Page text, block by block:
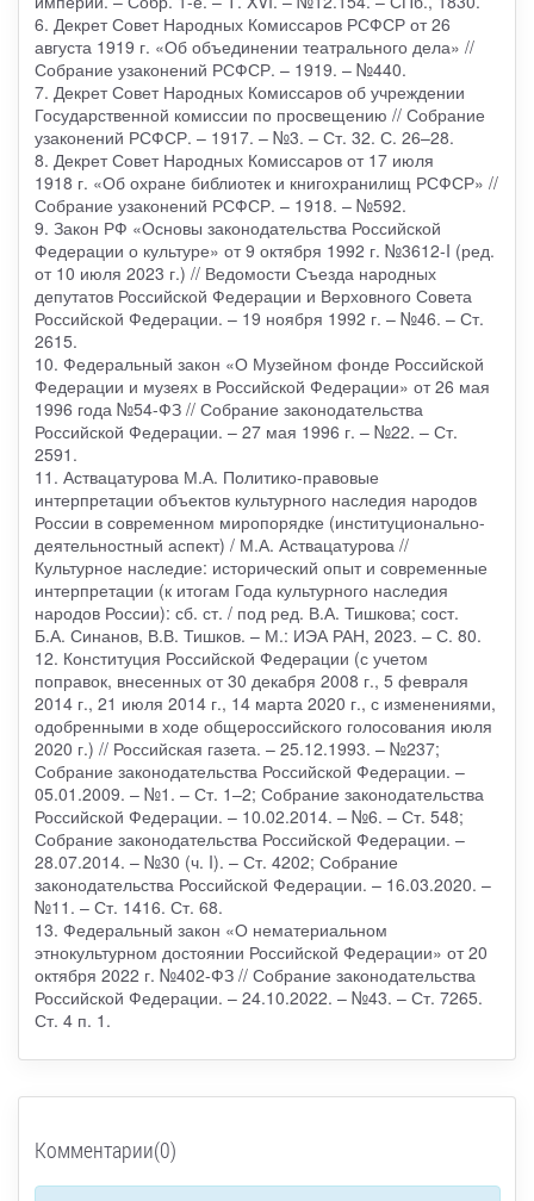
6. Декрет Совет Народных Комиссаров РСФСР от 26
августа 1919 г. «Об объединении театрального дела» //
Собрание узаконений РСФСР. – 1919. – №440.
7. Декрет Совет Народных Комиссаров об учреждении
Государственной комиссии по просвещению // Собрание
узаконений РСФСР. – 1917. – №3. – Ст. 32. С. 26–28.
8. Декрет Совет Народных Комиссаров от 17 июля
1918 г. «Об охране библиотек и книгохранилищ РСФСР» //
Собрание узаконений РСФСР. – 1918. – №592.
9. Закон РФ «Основы законодательства Российской
Федерации о культуре» от 9 октября 1992 г. №3612-I (ред.
от 10 июля 2023 г.) // Ведомости Съезда народных
депутатов Российской Федерации и Верховного Совета
Российской Федерации. – 19 ноября 1992 г. – №46. – Ст.
2615.
10. Федеральный закон «О Музейном фонде Российской
Федерации и музеях в Российской Федерации» от 26 мая
1996 года №54-ФЗ // Собрание законодательства
Российской Федерации. – 27 мая 1996 г. – №22. – Ст.
2591.
11. Аствацатурова М.А. Политико-правовые
интерпретации объектов культурного наследия народов
России в современном миропорядке (институционально-
деятельностный аспект) / М.А. Аствацатурова //
Культурное наследие: исторический опыт и современные
интерпретации (к итогам Года культурного наследия
народов России): сб. ст. / под ред. В.А. Тишкова; сост.
Б.А. Синанов, В.В. Тишков. – М.: ИЭА РАН, 2023. – С. 80.
12. Конституция Российской Федерации (с учетом
поправок, внесенных от 30 декабря 2008 г., 5 февраля
2014 г., 21 июля 2014 г., 14 марта 2020 г., с изменениями,
одобренными в ходе общероссийского голосования июля
2020 г.) // Российская газета. – 25.12.1993. – №237;
Собрание законодательства Российской Федерации. –
05.01.2009. – №1. – Ст. 1–2; Собрание законодательства
Российской Федерации. – 10.02.2014. – №6. – Ст. 548;
Собрание законодательства Российской Федерации. –
28.07.2014. – №30 (ч. I). – Ст. 4202; Собрание
законодательства Российской Федерации. – 16.03.2020. –
№11. – Ст. 1416. Ст. 68.
13. Федеральный закон «О нематериальном
этнокультурном достоянии Российской Федерации» от 20
октября 2022 г. №402-ФЗ // Собрание законодательства
Российской Федерации. – 24.10.2022. – №43. – Ст. 7265.
Ст. 4 п. 1.
Комментарии(0)